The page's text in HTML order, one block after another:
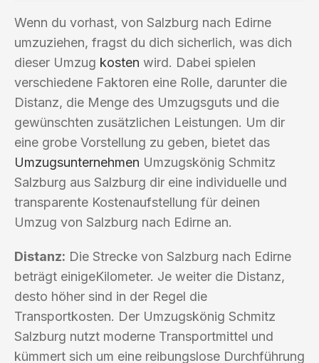
Wenn du vorhast, von Salzburg nach Edirne
umzuziehen, fragst du dich sicherlich, was dich
dieser Umzug kosten wird. Dabei spielen
verschiedene Faktoren eine Rolle, darunter die
Distanz, die Menge des Umzugsguts und die
gewünschten zusätzlichen Leistungen. Um dir
eine grobe Vorstellung zu geben, bietet das
Umzugsunternehmen Umzugskönig Schmitz
Salzburg aus Salzburg dir eine individuelle und
transparente Kostenaufstellung für deinen
Umzug von Salzburg nach Edirne an.
Distanz: Die Strecke von Salzburg nach Edirne
beträgt einigeKilometer. Je weiter die Distanz,
desto höher sind in der Regel die
Transportkosten. Der Umzugskönig Schmitz
Salzburg nutzt moderne Transportmittel und
kümmert sich um eine reibungslose Durchführung